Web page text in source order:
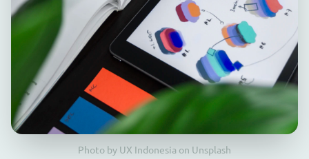
Photo by UX Indonesia on Unsplash